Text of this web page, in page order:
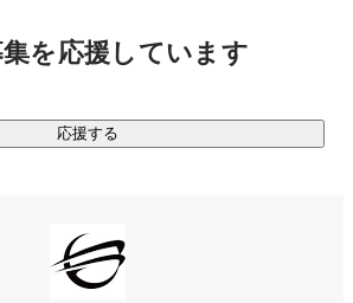
ム開発支援事業
デジタルという手段を使って、現実の力
い未来を作ること」を目標に社員一人ひ
成長し、より豊かな人生を送る環境を
しています！/
を応援しています
応援する